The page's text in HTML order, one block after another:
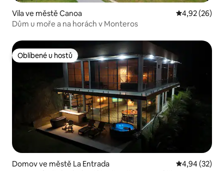
Vila ve městě Canoa Průměrné
4,92 (26)
Dům u moře a na horách v Monteros
Oblíbené u hostů
Oblíbené u hostů
Domov ve městě La Entrada Průměrné
4,94 (32)